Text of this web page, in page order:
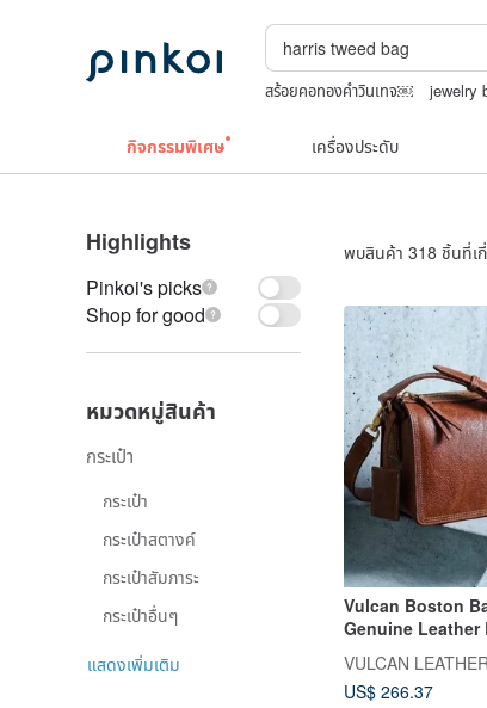
สร้อยคอทองคำวินเทจ￼ jewelry
กิจกรรมพิเศษ เครื่องประดับ
Highlights
Pinkoi's picks
Shop for good
หมวดหมู่สินค้า
กระเป๋า
กระเป๋า
กระเป๋าสตางค์
กระเป๋าสัมภาระ
กระเป๋าอื่นๆ
แสดงเพิ่มเติม
พบสินค้า 318 ชิ้นที่เ
Vulcan Boston
Genuine Leather
European
Vegetable-
US$ 266.37